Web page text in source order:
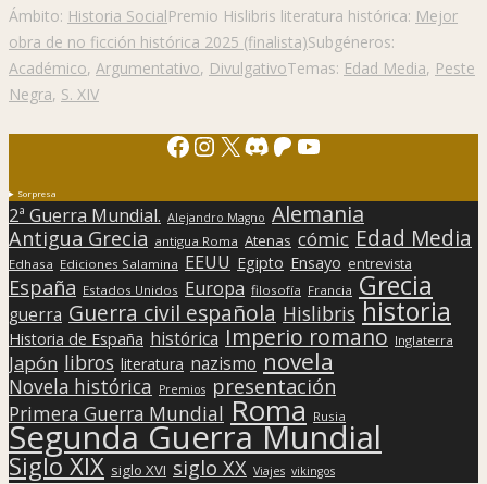
Ámbito: Historia SocialPremio Hislibris literatura histórica: Mejor
obra de no ficción histórica 2025 (finalista)Subgéneros:
Académico, Argumentativo, DivulgativoTemas: Edad Media, Peste
Negra, S. XIV
Facebook
Instagram
X Discord
Patreon
YouTube
Sorpresa
2ª Guerra Mundial. Alejandro Magno Alemania
Antigua Grecia antigua Roma Atenas cómic Edad Media
Edhasa Ediciones Salamina EEUU Egipto Ensayo entrevista
España Estados Unidos Europa filosofía Francia Grecia
guerra Guerra civil española Hislibris historia
Historia de España histórica Imperio romano Inglaterra
Japón libros literatura nazismo novela
Novela histórica Premios presentación
Primera Guerra Mundial Roma Rusia
Segunda Guerra Mundial
Siglo XIX siglo XVI siglo XX Viajes vikingos